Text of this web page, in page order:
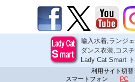
輸入水着,ランジ
ダンス衣装,コス
Lady Cat Smart
利用サイト切替
スマートフォン
PC